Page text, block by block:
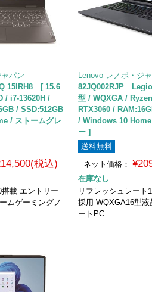
ャパン
15IRH8 [ 15.6
/ i7-13620H /
/ SSD:512GB
/ ストームグレ
税込)
載 エントリー
ムゲーミングノ
Lenovo レノボ・ジ
82JQ002RJP
型 / WQXGA /
RTX3060 /
/ Windows 10
ー ]
送料無料
ネット価格：
在庫なし
リフレッシュレー
採用 WQXGA16型液
ートPC